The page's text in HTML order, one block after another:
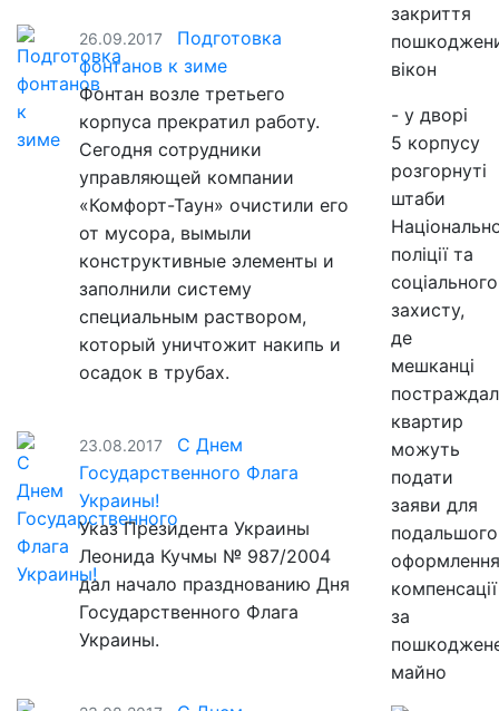
26.09.2017
Подготовка
фонтанов к зиме
Фонтан возле третьего
корпуса прекратил работу.
Сегодня сотрудники
управляющей компании
«Комфорт-Таун» очистили его
от мусора, вымыли
конструктивные элементы и
заполнили систему
специальным раствором,
который уничтожит накипь и
осадок в трубах.
23.08.2017
С Днем
Государственного Флага
Украины!
Указ Президента Украины
Леонида Кучмы № 987/2004
дал начало празднованию Дня
Государственного Флага
Украины.
закриття
вікон
- у дворі
5 корпусу
розгорнуті
штаби
поліції та
соціального
захисту,
де
мешканці
квартир
можуть
подати
заяви для
подальшого
оформлення
компенсації
за
майно